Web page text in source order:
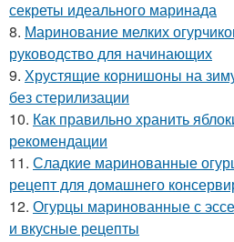
секреты идеального маринада
8. Маринование мелких
руководство для начинающих
9. Хрустящие корнишоны на
без стерилизации
10. Как правильно хранить
рекомендации
11. Сладкие маринованные
рецепт для домашнего
12. Огурцы маринованные с
и вкусные рецепты